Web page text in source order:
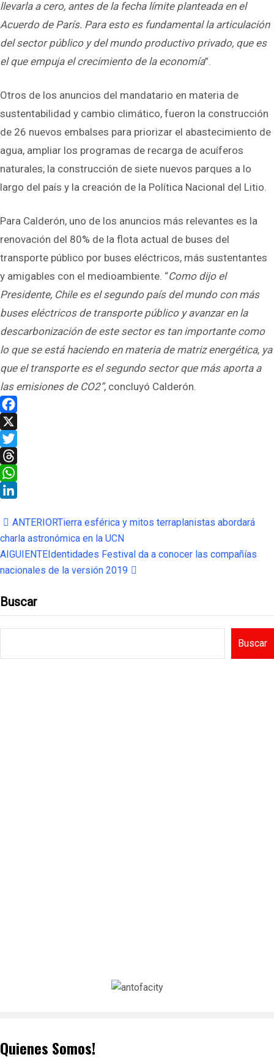
llevarla a cero, antes de la fecha límite planteada en el
Acuerdo de París. Para esto es fundamental la articulación
del sector público y del mundo productivo privado, que es
el que empuja el crecimiento de la economía”.
Otros de los anuncios del mandatario en materia de
sustentabilidad y cambio climático, fueron la construcción
de 26 nuevos embalses para priorizar el abastecimiento de
agua, ampliar los programas de recarga de acuíferos
naturales, la construcción de siete nuevos parques a lo
largo del país y la creación de la Política Nacional del Litio.
Para Calderón, uno de los anuncios más relevantes es la
renovación del 80% de la flota actual de buses del
transporte público por buses eléctricos, más sustentantes
y amigables con el medioambiente. “Como dijo el
Presidente, Chile es el segundo país del mundo con más
buses eléctricos de transporte público y avanzar en la
descarbonización de este sector es tan importante como
lo que se está haciendo en materia de matriz energética, ya
que el transporte es el segundo sector que más aporta a
las emisiones de CO2”, concluyó Calderón.
Facebook
X
Twitter
Threads
WhatsApp
ANTERIORTierra esférica y mitos terraplanistas abordará
charla astronómica en la UCN
AIGUIENTEIdentidades Festival da a conocer las compañías
nacionales de la versión 2019
Buscar
Buscar
Quienes Somos!